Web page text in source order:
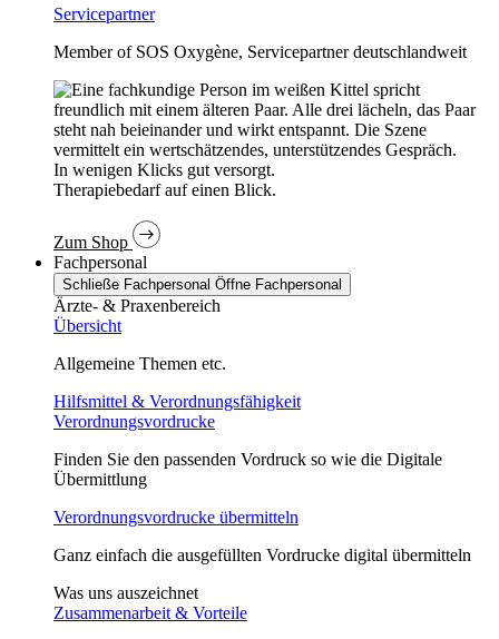
Servicepartner
Member of SOS Oxygène, Servicepartner deutschlandweit
In wenigen Klicks gut versorgt.
Therapiebedarf auf einen Blick.
Zum Shop
Fachpersonal
Schließe Fachpersonal Öffne Fachpersonal
Ärzte- & Praxenbereich
Übersicht
Allgemeine Themen etc.
Hilfsmittel & Verordnungsfähigkeit
Verordnungsvordrucke
Finden Sie den passenden Vordruck so wie die Digitale
Übermittlung
Verordnungsvordrucke übermitteln
Ganz einfach die ausgefüllten Vordrucke digital übermitteln
Was uns auszeichnet
Zusammenarbeit & Vorteile